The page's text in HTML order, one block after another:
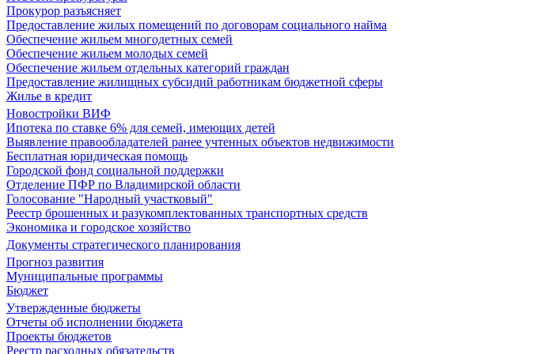
Прокурор разъясняет
Предоставление жилых помещений по договорам социального найма
Обеспечение жильем многодетных семей
Обеспечение жильем молодых семей
Обеспечение жильем отдельных категорий граждан
Предоставление жилищных субсидий работникам бюджетной сферы
Жилье в кредит
Новостройки ВИФ
Ипотека по ставке 6% для семей, имеющих детей
Выявление правообладателей ранее учтенных объектов недвижимости
Бесплатная юридическая помощь
Городской фонд социальной поддержки
Отделение ПФР по Владимирской области
Голосование "Народный участковый"
Реестр брошенных и разукомплектованных транспортных средств
Экономика и городское хозяйство
Документы стратегического планирования
Прогноз развития
Муниципальные программы
Бюджет
Утвержденные бюджеты
Отчеты об исполнении бюджета
Проекты бюджетов
Реестр расходных обязательств